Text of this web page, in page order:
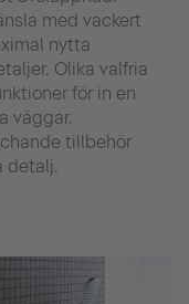
med vackert
nytta
Olika valfria
för in en
väggar.
tillbehör
detalj.